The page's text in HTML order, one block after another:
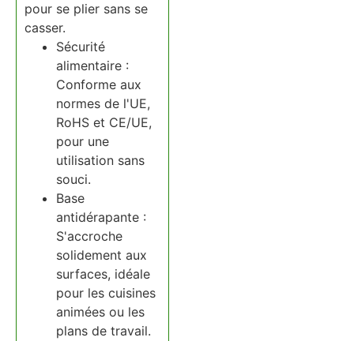
pour se plier sans se
casser.
Sécurité
alimentaire :
Conforme aux
normes de l'UE,
RoHS et CE/UE,
pour une
utilisation sans
souci.
Base
antidérapante :
S'accroche
solidement aux
surfaces, idéale
pour les cuisines
animées ou les
plans de travail.